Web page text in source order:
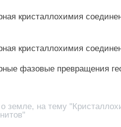
кристаллохимия
кристаллохимия
фазовые превращения
земле, на тему